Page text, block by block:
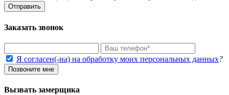
Отправить
Заказать звонок
Я согласен(-на) на обработку моих персональных данных?
Позвоните мне
Вызвать замерщика